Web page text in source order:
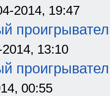
2014, 19:47
13:10
00:55